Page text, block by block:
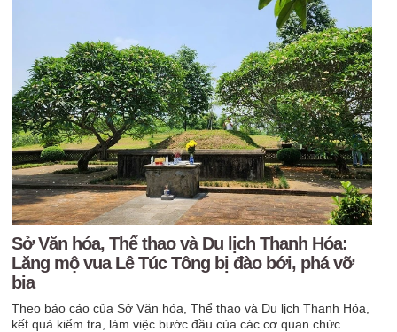
Sở Văn hóa, Thể thao và Du lịch Thanh Hóa:
Lăng mộ vua Lê Túc Tông bị đào bới, phá vỡ
bia
Theo báo cáo của Sở Văn hóa, Thể thao và Du lịch Thanh Hóa,
kết quả kiểm tra, làm việc bước đầu của các cơ quan chức